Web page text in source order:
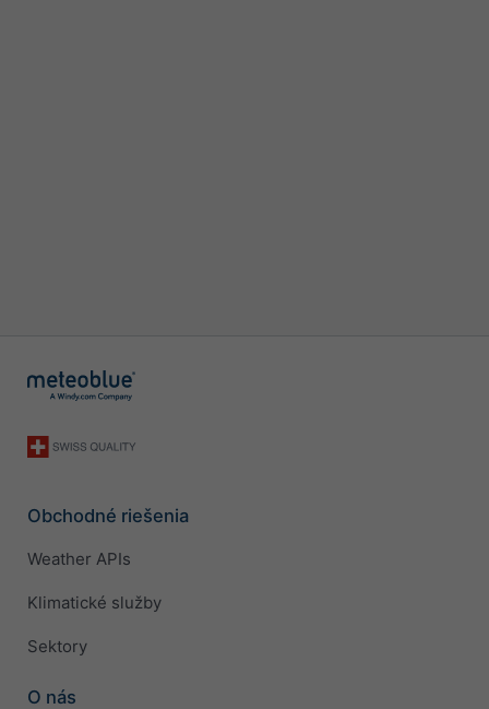
Obchodné riešenia
Weather APIs
Klimatické služby
Sektory
O nás